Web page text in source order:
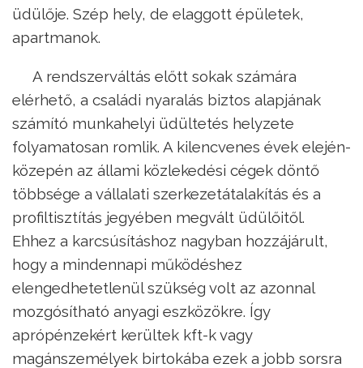
üdülője. Szép hely, de elaggott épületek,
apartmanok.
A rendszerváltás előtt sokak számára
elérhető, a családi nyaralás biztos alapjának
számító munkahelyi üdültetés helyzete
folyamatosan romlik. A kilencvenes évek elején-
közepén az állami közlekedési cégek döntő
többsége a vállalati szerkezetátalakítás és a
profiltisztítás jegyében megvált üdülőitől.
Ehhez a karcsúsításhoz nagyban hozzájárult,
hogy a mindennapi működéshez
elengedhetetlenül szükség volt az azonnal
mozgósítható anyagi eszközökre. Így
aprópénzekért kerültek kft-k vagy
magánszemélyek birtokába ezek a jobb sorsra